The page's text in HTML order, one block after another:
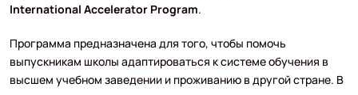
International Accelerator Program.
Программа предназначена для того, чтобы помочь
выпускникам школы адаптироваться к системе обучения в
высшем учебном заведении и проживанию в другой стране. В